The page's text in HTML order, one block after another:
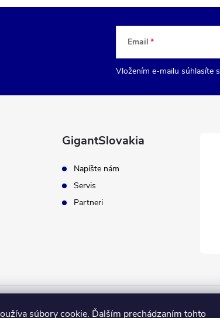
súbory cookie. Ďalším prechádzaním tohto
Email
Vložením e-mailu súhlasíte s
GigantSlovakia
Napíšte nám
Servis
Partneri
GooglePay MasterCard